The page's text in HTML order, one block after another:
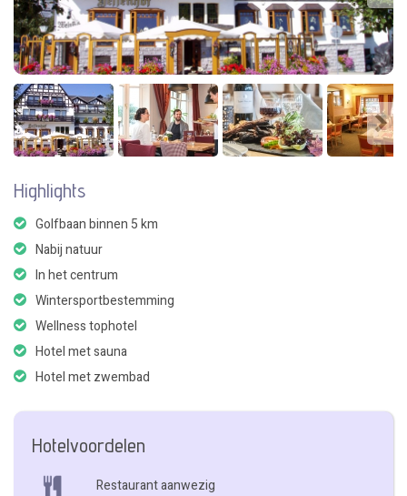
Highlights
Golfbaan binnen 5 km
Nabij natuur
In het centrum
Wintersportbestemming
Wellness tophotel
Hotel met sauna
Hotel met zwembad
Hotelvoordelen
Restaurant aanwezig